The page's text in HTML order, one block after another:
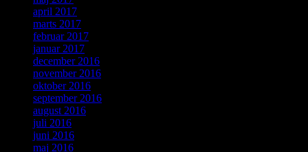
april 2017
marts 2017
februar 2017
januar 2017
december 2016
november 2016
oktober 2016
september 2016
august 2016
juli 2016
juni 2016
maj 2016